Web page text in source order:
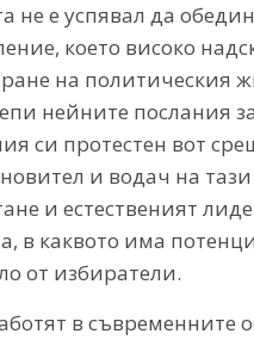
не е успявал да
което високо
на политическия
нейните послания
протестен вот
и водач на
и естественият
в каквото има
от избиратели.
в съвременните